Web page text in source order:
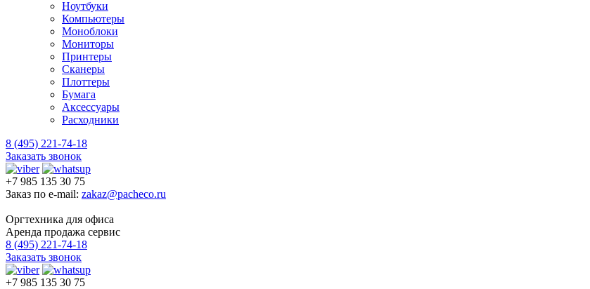
Ноутбуки
Компьютеры
Моноблоки
Мониторы
Принтеры
Сканеры
Плоттеры
Бумага
Аксессуары
Расходники
8 (495) 221-74-18
Заказать звонок
+7 985 135 30 75
Заказ по e-mail: zakaz@pacheco.ru
Оргтехника для офиса
Аренда продажа сервис
8 (495) 221-74-18
Заказать звонок
+7 985 135 30 75